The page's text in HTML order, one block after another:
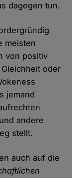
dagegen tun.
meisten
von positiv
oder
jemand
andere
stellt.
auch auf die